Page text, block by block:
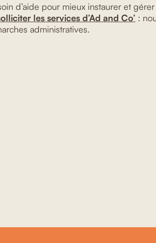
d’aide pour mieux instaurer et
les services d’Ad and Co’ :
administratives.